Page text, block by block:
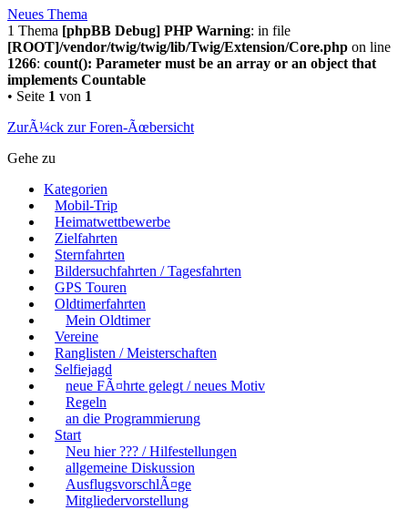
Neues Thema
1 Thema [phpBB Debug] PHP Warning: in file
[ROOT]/vendor/twig/twig/lib/Twig/Extension/Core.php on line
1266: count(): Parameter must be an array or an object that
implements Countable
• Seite 1 von 1
ZurÃ¼ck zur Foren-Ãœbersicht
Gehe zu
Kategorien
Mobil-Trip
Heimatwettbewerbe
Zielfahrten
Sternfahrten
Bildersuchfahrten / Tagesfahrten
GPS Touren
Oldtimerfahrten
Mein Oldtimer
Vereine
Ranglisten / Meisterschaften
Selfiejagd
neue FÃ¤hrte gelegt / neues Motiv
Regeln
an die Programmierung
Start
Neu hier ??? / Hilfestellungen
allgemeine Diskussion
AusflugsvorschlÃ¤ge
Mitgliedervorstellung